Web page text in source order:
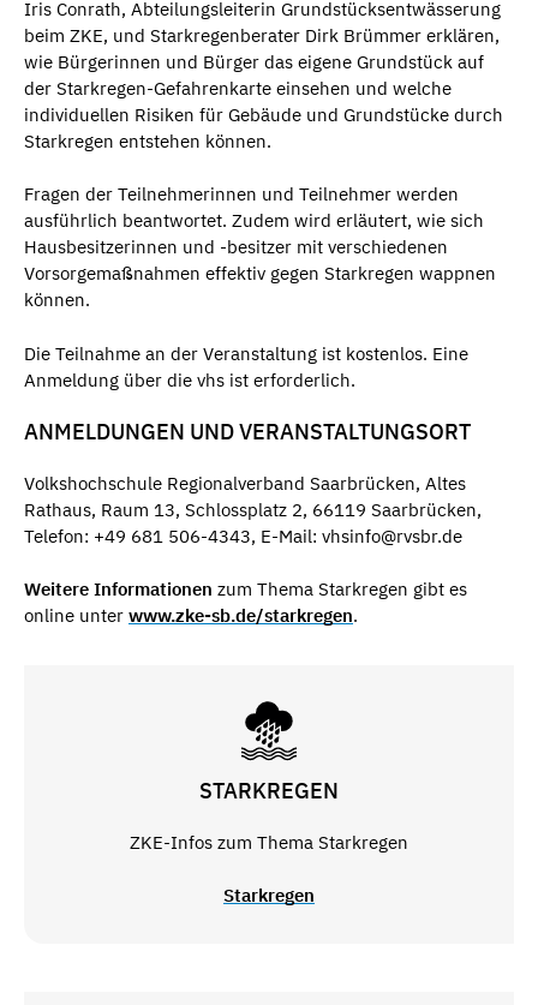
Iris Conrath, Abteilungsleiterin Grundstücksentwässerung
beim ZKE, und Starkregenberater Dirk Brümmer erklären,
wie Bürgerinnen und Bürger das eigene Grundstück auf
der Starkregen-Gefahrenkarte einsehen und welche
individuellen Risiken für Gebäude und Grundstücke durch
Starkregen entstehen können.
Fragen der Teilnehmerinnen und Teilnehmer werden
ausführlich beantwortet. Zudem wird erläutert, wie sich
Hausbesitzerinnen und -besitzer mit verschiedenen
Vorsorgemaßnahmen effektiv gegen Starkregen wappnen
können.
Die Teilnahme an der Veranstaltung ist kostenlos. Eine
Anmeldung über die vhs ist erforderlich.
ANMELDUNGEN UND VERANSTALTUNGSORT
Volkshochschule Regionalverband Saarbrücken, Altes
Rathaus, Raum 13, Schlossplatz 2, 66119 Saarbrücken,
Telefon: +49 681 506-4343, E-Mail: vhsinfo@rvsbr.de
Weitere Informationen zum Thema Starkregen gibt es
online unter www.zke-sb.de/starkregen.
STARKREGEN
ZKE-Infos zum Thema Starkregen
Starkregen